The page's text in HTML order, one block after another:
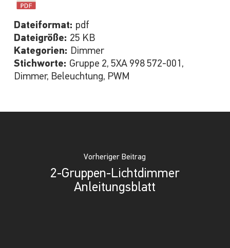
Dateiformat: pdf
Dateigröße: 25 KB
Kategorien: Dimmer
Stichworte: Gruppe 2, 5XA 998 572-001,
Dimmer, Beleuchtung, PWM
Vorheriger Beitrag
2-Gruppen-Lichtdimmer
Anleitungsblatt